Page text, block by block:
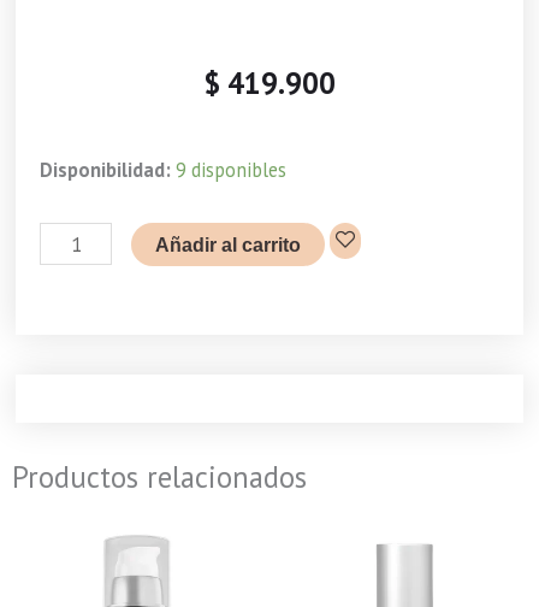
$ 419.900
Disponibilidad: 9 disponibles
Horme
Oxygen
Añadir al carrito
Productos relacionados